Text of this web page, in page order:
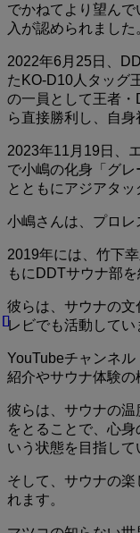
でかねてより望ん
入が認められました
2022年6月25日、
たKO-D10人タッグ
の一員として王者
ら直接勝利し、自身
2023年11月19日、
で小嶋の化身「グ
とともにアジアタッ
小嶋さんは、プロレ
2019年には、竹下
もにDDTサウナ部を
彼らは、サウナの
レビでも活動してい
YouTubeチャンネ
紹介やサウナ体験の
彼らは、サウナの温
をとることで、心
いう状態を目指して
そして、サウナの楽
れます。